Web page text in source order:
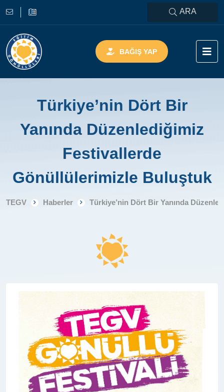
ARA
BAĞIŞ YAP
Türkiye’nin Dört Bir
Yanında Düzenlediğimiz
Festivallerde
Gönüllülerimizle Buluştuk
TEGV Haberler Türkiye’nin Dört Bir Yanında